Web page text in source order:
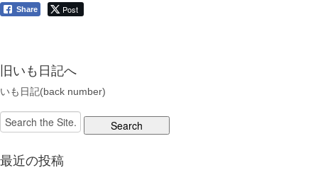
Share Post
旧いも日記へ
いも日記(back number)
Search
for:
最近の投稿